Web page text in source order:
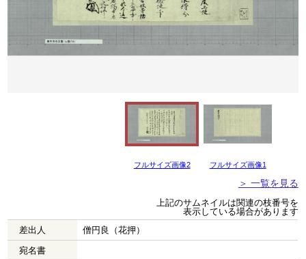
フルサイズ画像2 フルサイズ画像1
＞ 一覧を見る
上記のサムネイルは関連の枝番号を
表示している場合があります
差出人
僧円良（花押）
宛名書